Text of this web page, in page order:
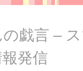
戯言 –
発信